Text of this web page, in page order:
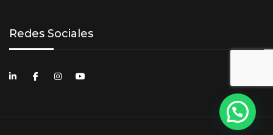
Redes Sociales